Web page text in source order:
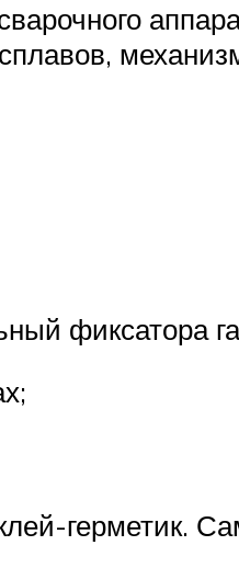
фиксатора
герметик.